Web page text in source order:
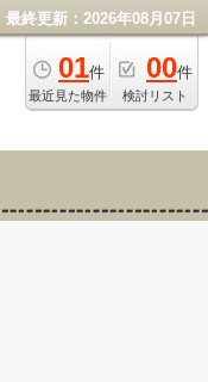
最終更新：2026年08月07日
01件
最近見た物件
00件
検討リスト